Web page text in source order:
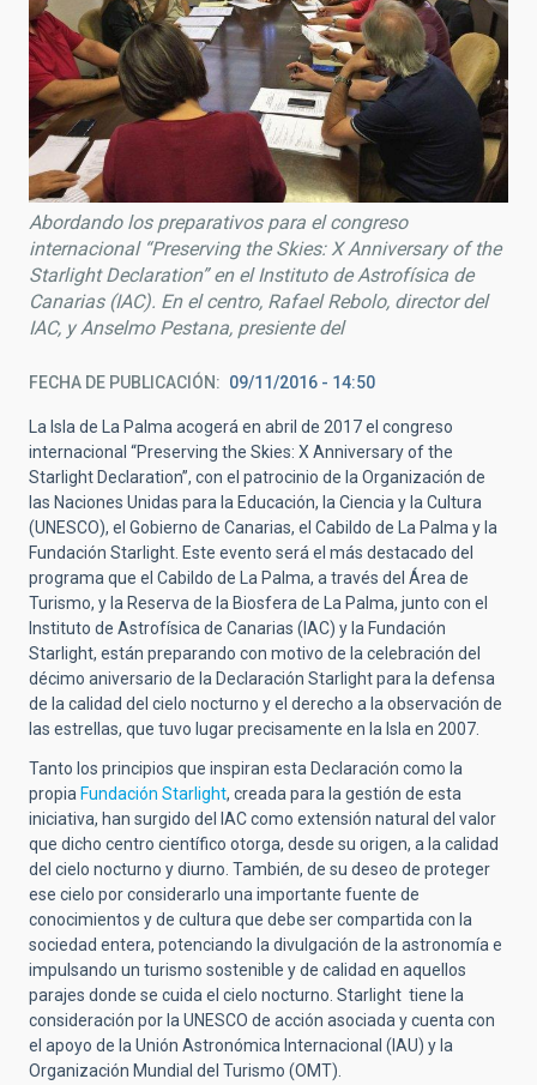
Abordando los preparativos para el congreso
internacional “Preserving the Skies: X Anniversary of the
Starlight Declaration” en el Instituto de Astrofísica de
Canarias (IAC). En el centro, Rafael Rebolo, director del
IAC, y Anselmo Pestana, presiente del
FECHA DE PUBLICACIÓN 09/11/2016 - 14:50
La Isla de La Palma acogerá en abril de 2017 el congreso
internacional “Preserving the Skies: X Anniversary of the
Starlight Declaration”, con el patrocinio de la Organización de
las Naciones Unidas para la Educación, la Ciencia y la Cultura
(UNESCO), el Gobierno de Canarias, el Cabildo de La Palma y la
Fundación Starlight. Este evento será el más destacado del
programa que el Cabildo de La Palma, a través del Área de
Turismo, y la Reserva de la Biosfera de La Palma, junto con el
Instituto de Astrofísica de Canarias (IAC) y la Fundación
Starlight, están preparando con motivo de la celebración del
décimo aniversario de la Declaración Starlight para la defensa
de la calidad del cielo nocturno y el derecho a la observación de
las estrellas, que tuvo lugar precisamente en la Isla en 2007.
Tanto los principios que inspiran esta Declaración como la
propia Fundación Starlight, creada para la gestión de esta
iniciativa, han surgido del IAC como extensión natural del valor
que dicho centro científico otorga, desde su origen, a la calidad
del cielo nocturno y diurno. También, de su deseo de proteger
ese cielo por considerarlo una importante fuente de
conocimientos y de cultura que debe ser compartida con la
sociedad entera, potenciando la divulgación de la astronomía e
impulsando un turismo sostenible y de calidad en aquellos
parajes donde se cuida el cielo nocturno. Starlight tiene la
consideración por la UNESCO de acción asociada y cuenta con
el apoyo de la Unión Astronómica Internacional (IAU) y la
Organización Mundial del Turismo (OMT).